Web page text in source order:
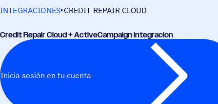
INTEGRACIONES CREDIT REPAIR CLOUD
Credit Repair Cloud + ActiveCampaign integracion
Inicia sesión en tu cuenta